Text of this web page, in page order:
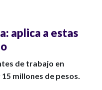
aplica a estas
de trabajo en
millones de pesos.